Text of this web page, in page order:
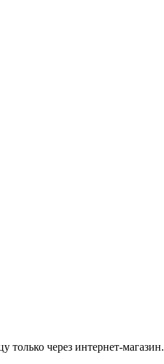
через интернет-магазин.